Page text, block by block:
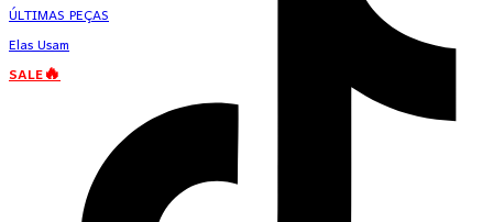
ÚLTIMAS PEÇAS
Elas Usam
SALE🔥